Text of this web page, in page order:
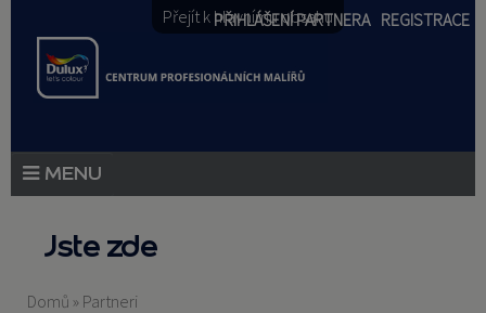
Přejít k hlavnímu obsahu
PŘIHLÁŠENÍ PARTNERA REGISTRACE
Jste zde
Domů » Partneri